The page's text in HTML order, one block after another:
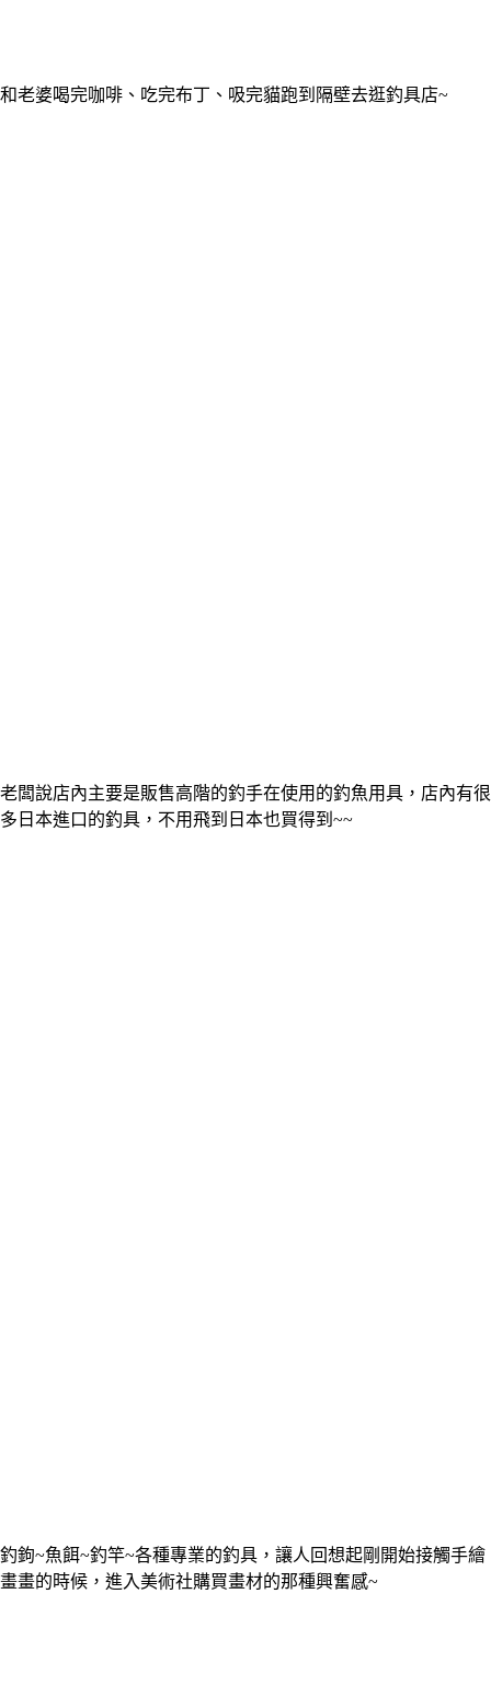
和老婆喝完咖啡、吃完布丁、吸完貓跑到隔壁去逛釣具店~
老闆說店內主要是販售高階的釣手在使用的釣魚用具，店內有很
多日本進口的釣具，不用飛到日本也買得到~~
釣鉤~魚餌~釣竿~各種專業的釣具，讓人回想起剛開始接觸手繪
畫畫的時候，進入美術社購買畫材的那種興奮感~